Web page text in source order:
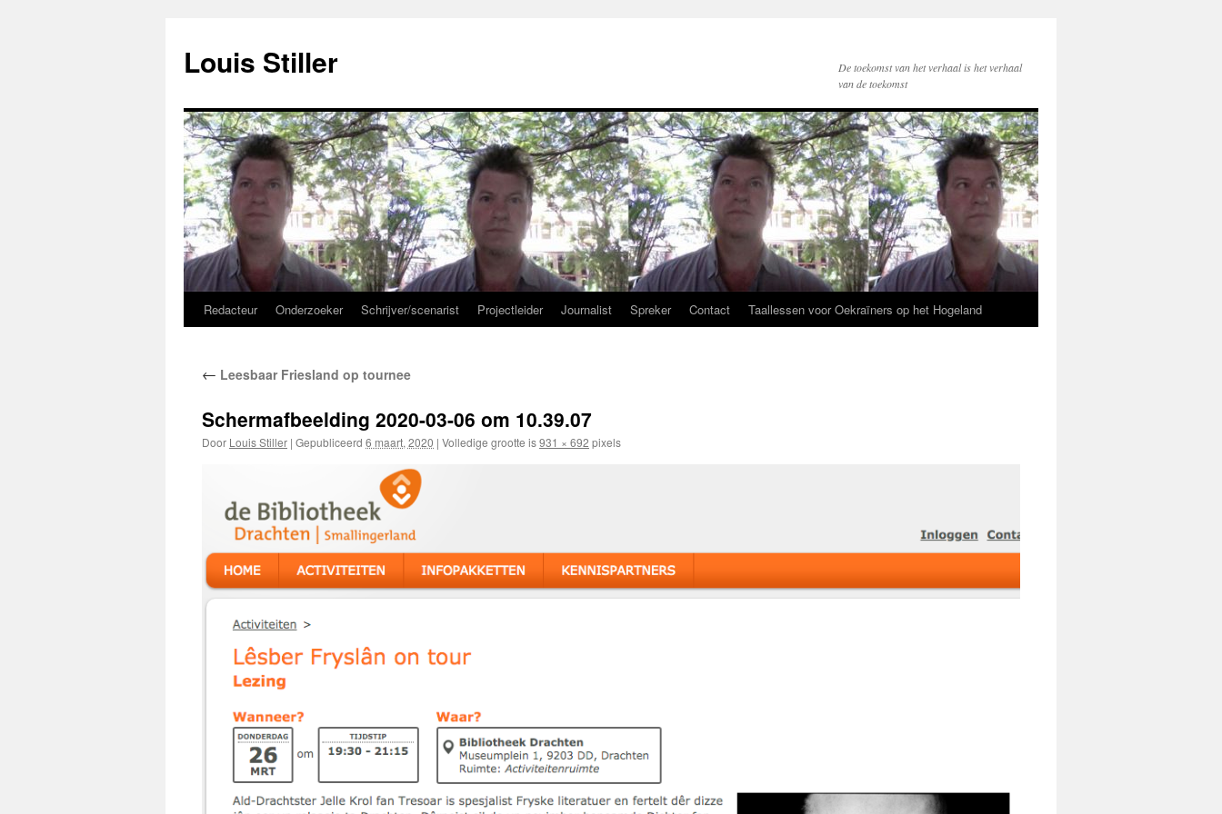
inhoud
Louis Stiller
De toekomst van het verhaal is het verhaal
van de toekomst
Redacteur Onderzoeker Schrijver/scenarist Projectleider Journalist Spreker Contact Taallessen voor Oekraïners op het Hogeland
← Leesbaar Friesland op tournee
Schermafbeelding 2020-03-06 om 10.39.07
Door Louis Stiller | Gepubliceerd 6 maart, 2020 | Volledige grootte is931 × 692 pixels